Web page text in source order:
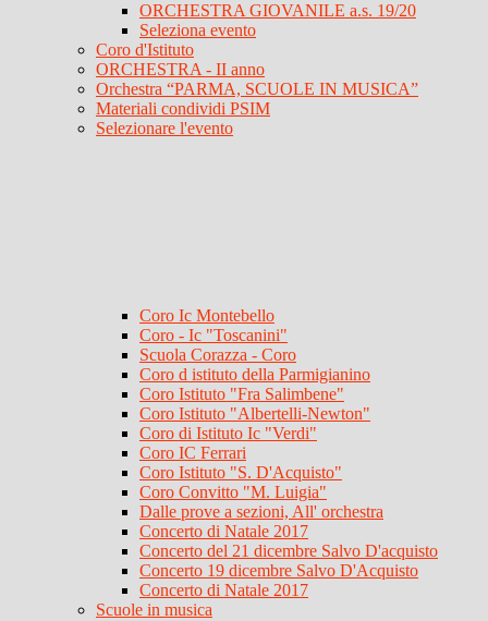
ORCHESTRA GIOVANILE a.s. 19/20
Seleziona evento
Coro d'Istituto
ORCHESTRA - II anno
Orchestra “PARMA, SCUOLE IN MUSICA”
Materiali condividi PSIM
Selezionare l'evento
Coro Ic Montebello
Coro - Ic "Toscanini"
Scuola Corazza - Coro
Coro d istituto della Parmigianino
Coro Istituto "Fra Salimbene"
Coro Istituto "Albertelli-Newton"
Coro di Istituto Ic "Verdi"
Coro IC Ferrari
Coro Istituto "S. D'Acquisto"
Coro Convitto "M. Luigia"
Dalle prove a sezioni, All' orchestra
Concerto di Natale 2017
Concerto del 21 dicembre Salvo D'acquisto
Concerto 19 dicembre Salvo D'Acquisto
Concerto di Natale 2017
Scuole in musica